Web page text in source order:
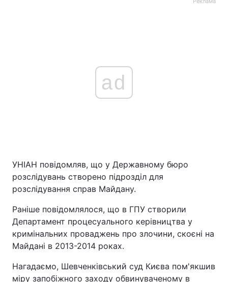
ad
УНІАН повідомляв, що у Державному бюро
розслідувань створено підрозділ для
розслідування справ Майдану.
Раніше повідомлялося, що в ГПУ створили
Департамент процесуального керівництва у
кримінальних проваджень про злочини, скоєні на
Майдані в 2013-2014 роках.
Нагадаємо, Шевченківський суд Києва пом'якшив
міру запобіжного заходу обвинуваченому в